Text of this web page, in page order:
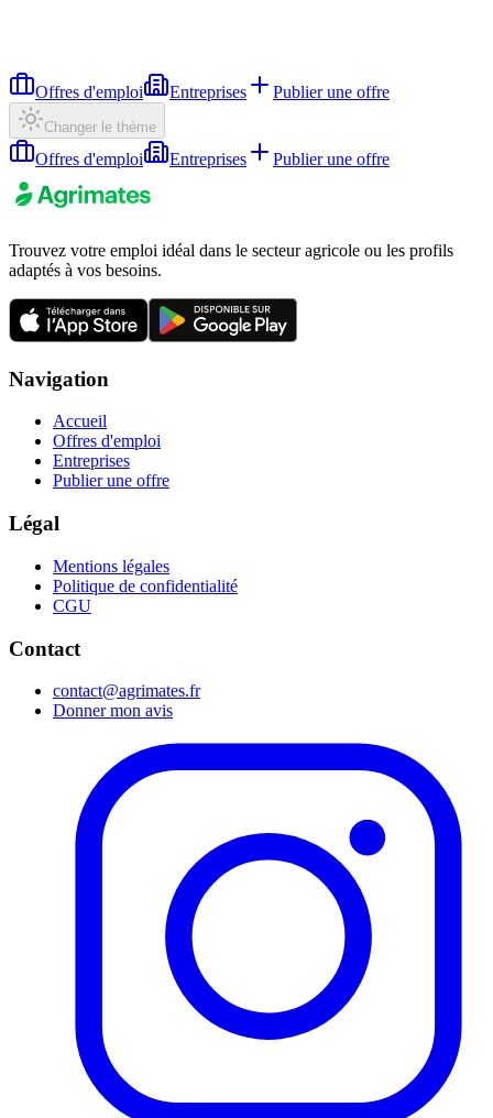
Offres d'emploi Entreprises Publier une offre
Changer le thème
Offres d'emploi Entreprises Publier une offre
Trouvez votre emploi idéal dans le secteur agricole ou les profils
adaptés à vos besoins.
Navigation
Accueil
Offres d'emploi
Entreprises
Publier une offre
Légal
Mentions légales
Politique de confidentialité
CGU
Contact
contact@agrimates.fr
Donner mon avis